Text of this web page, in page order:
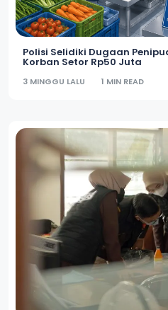
Polisi Selidiki Dugaan
Korban Setor Rp50 Juta
3 MINGGU LALU 1 MIN READ